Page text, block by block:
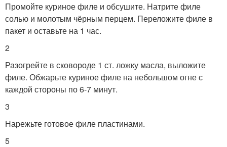
Промойте куриное филе и обсушите. Натрите филе
солью и молотым чёрным перцем. Переложите филе в
пакет и оставьте на 1 час.
2
Разогрейте в сковороде 1 ст. ложку масла, выложите
филе. Обжарьте куриное филе на небольшом огне с
каждой стороны по 6-7 минут.
3
Нарежьте готовое филе пластинами.
5